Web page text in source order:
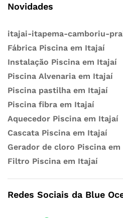
Novidades
itajai-itapema-camboriu-
Fábrica Piscina em Itajaí
Instalação Piscina em Itajaí
Piscina Alvenaria em Itajaí
Piscina pastilha em Itajaí
Piscina fibra em Itajaí
Aquecedor Piscina em Itajaí
Cascata Piscina em Itajaí
Gerador de cloro Piscina
Filtro Piscina em Itajaí
Redes Sociais da Blue